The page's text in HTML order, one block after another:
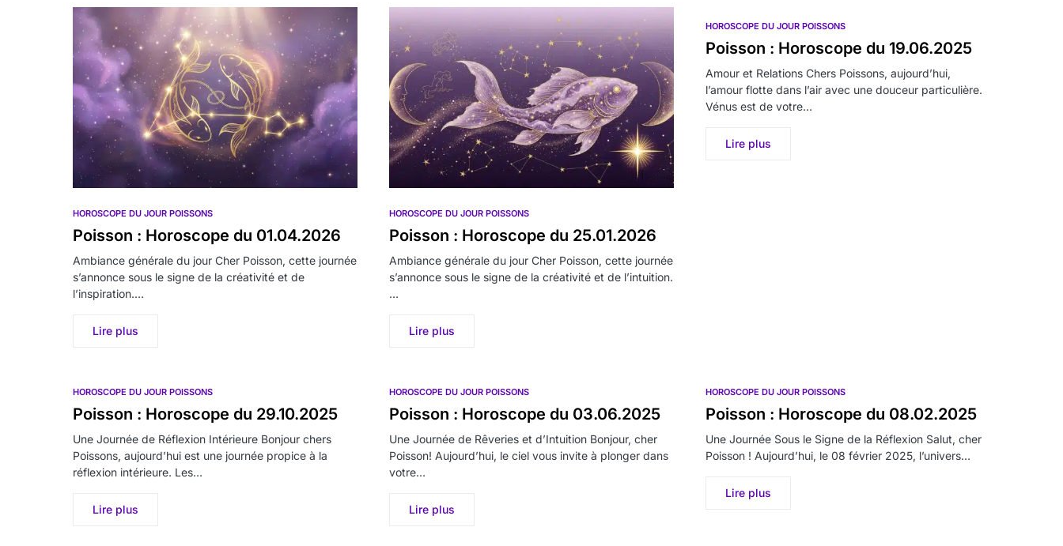
HOROSCOPE DU JOUR POISSONS
Poisson : Horoscope du 01.04.2026
Ambiance générale du jour Cher Poisson, cette journée
s’annonce sous le signe de la créativité et de
l’inspiration.…
Lire plus
HOROSCOPE DU JOUR POISSONS
Poisson : Horoscope du 25.01.2026
Ambiance générale du jour Cher Poisson, cette journée
s’annonce sous le signe de la créativité et de l’intuition.
…
Lire plus
HOROSCOPE DU JOUR POISSONS
Poisson : Horoscope du 19.06.2025
Amour et Relations Chers Poissons, aujourd’hui,
l’amour flotte dans l’air avec une douceur particulière.
Vénus est de votre…
Lire plus
HOROSCOPE DU JOUR POISSONS
Poisson : Horoscope du 29.10.2025
Une Journée de Réflexion Intérieure Bonjour chers
Poissons, aujourd’hui est une journée propice à la
réflexion intérieure. Les…
Lire plus
HOROSCOPE DU JOUR POISSONS
Poisson : Horoscope du 03.06.2025
Une Journée de Rêveries et d’Intuition Bonjour, cher
Poisson! Aujourd’hui, le ciel vous invite à plonger dans
votre…
Lire plus
HOROSCOPE DU JOUR POISSONS
Poisson : Horoscope du 08.02.2025
Une Journée Sous le Signe de la Réflexion Salut, cher
Poisson ! Aujourd’hui, le 08 février 2025, l’univers…
Lire plus